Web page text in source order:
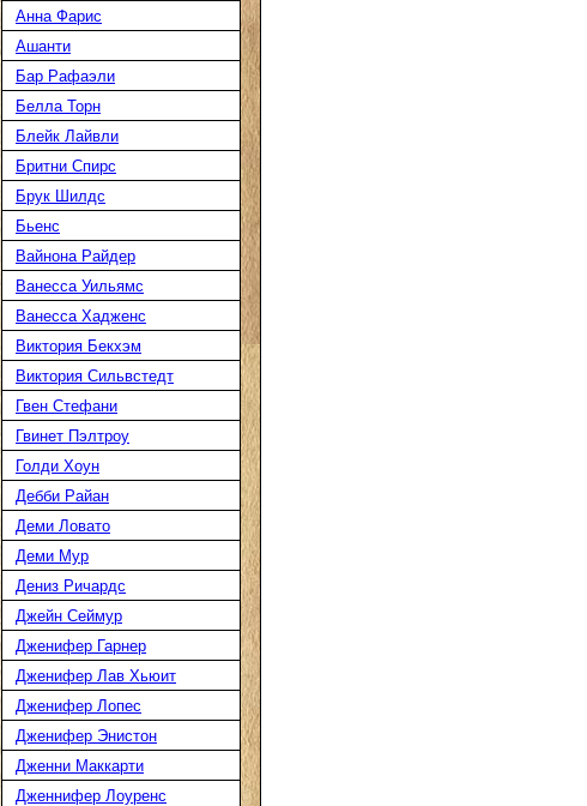
Анна Фарис
Ашанти
Бар Рафаэли
Белла Торн
Блейк Лайвли
Бритни Спирс
Брук Шилдс
Бьенс
Вайнона Райдер
Ванесса Уильямс
Ванесса Хадженс
Виктория Бекхэм
Виктория Сильвстедт
Гвен Стефани
Гвинет Пэлтроу
Голди Хоун
Дебби Райан
Деми Ловато
Деми Мур
Дениз Ричардс
Джейн Сеймур
Дженифер Гарнер
Дженифер Лав Хьюит
Дженифер Лопес
Дженифер Энистон
Дженни Маккарти
Дженнифер Лоуренс